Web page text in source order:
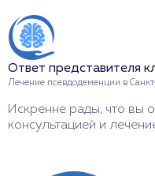
Ответ представителя
Лечение псевдодеменции в
Искренне рады, что вы
консультацией и